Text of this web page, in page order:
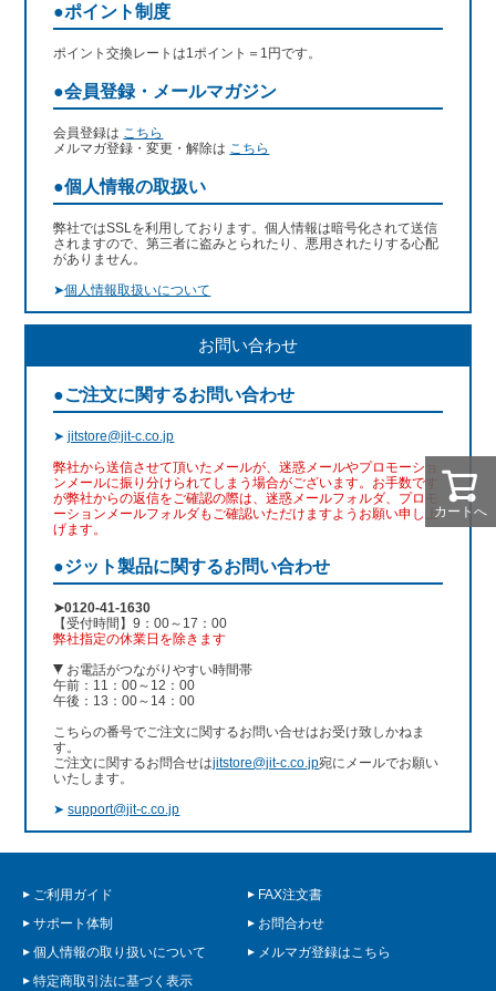
カートへ
●ポイント制度
ポイント交換レートは1ポイント＝1円です。
●会員登録・メールマガジン
会員登録は こちら
メルマガ登録・変更・解除は こちら
●個人情報の取扱い
弊社ではSSLを利用しております。個人情報は暗号化されて送信
されますので、第三者に盗みとられたり、悪用されたりする心配
がありません。
➤個人情報取扱いについて
お問い合わせ
●ご注文に関するお問い合わせ
➤jitstore@jit-c.co.jp
弊社から送信させて頂いたメールが、迷惑メールやプロモーショ
ンメールに振り分けられてしまう場合がございます。お手数です
が弊社からの返信をご確認の際は、迷惑メールフォルダ、プロモ
ーションメールフォルダもご確認いただけますようお願い申し上
げます。
●ジット製品に関するお問い合わせ
➤0120-41-1630
【受付時間】9：00～17：00
弊社指定の休業日を除きます
お電話がつながりやすい時間帯
午前：11：00～12：00
午後：13：00～14：00
こちらの番号でご注文に関するお問い合せはお受け致しかねま
す。
ご注文に関するお問合せはjitstore@jit-c.co.jp宛にメールでお願い
いたします。
➤support@jit-c.co.jp
ご利用ガイド
FAX注文書
サポート体制
お問合わせ
個人情報の取り扱いについて
メルマガ登録はこちら
特定商取引法に基づく表示